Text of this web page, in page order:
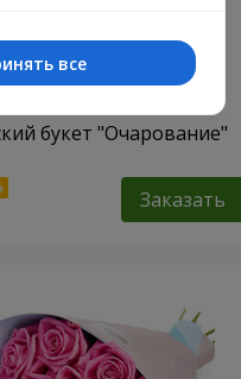
букет "Очарование"
Заказать
все